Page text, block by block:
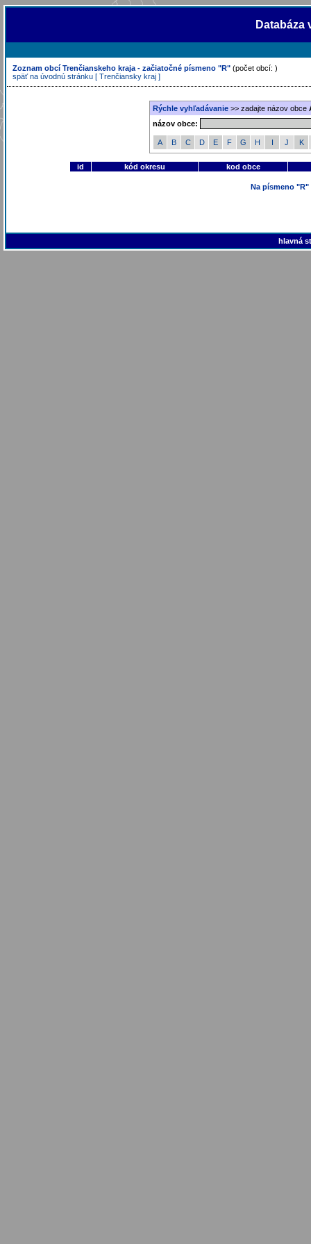
Databáza
Zoznam obcí Trenčianskeho kraja - začiatočné písmeno "R" (počet obcí: )
späť na úvodnú stránku [ Trenčiansky kraj ]
Rýchle vyhľadávanie >> zadajte názov obce
názov obce:
A B C D E F G H I J K
id kód okresu kod obce
Na písmeno "R"
hlavná